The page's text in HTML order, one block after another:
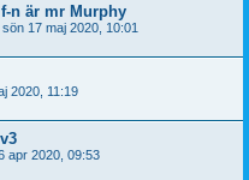
n är mr Murphy
sön 17 maj 2020, 10:01
2020, 11:19
apr 2020, 09:53